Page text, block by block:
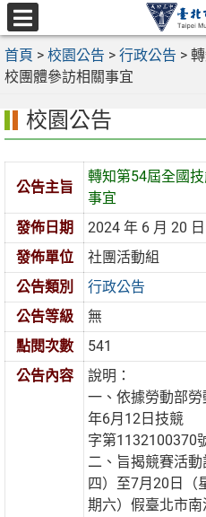
跳
至
主
要
區
選
單
首頁 > 校園公告 > 行政公告 >
校團體參訪相關事宜
校園公告
公告主旨
轉知第54屆全國
事宜
發佈日期
2024 年 6 月 20 日
發佈單位
社團活動組
公告類別
行政公告
公告等級
無
點閱次數
541
公告內容
說明：
一、依據勞動部
年6月12日技競
字第1132100370
二、旨揭競賽活
四）至7月20日（
期六）假臺北市